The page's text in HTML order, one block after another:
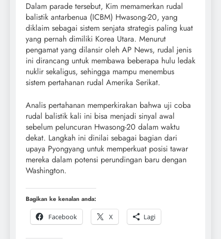
Dalam parade tersebut, Kim memamerkan rudal
balistik antarbenua (ICBM) Hwasong-20, yang
diklaim sebagai sistem senjata strategis paling kuat
yang pernah dimiliki Korea Utara. Menurut
pengamat yang dilansir oleh AP News, rudal jenis
ini dirancang untuk membawa beberapa hulu ledak
nuklir sekaligus, sehingga mampu menembus
sistem pertahanan rudal Amerika Serikat.
Analis pertahanan memperkirakan bahwa uji coba
rudal balistik kali ini bisa menjadi sinyal awal
sebelum peluncuran Hwasong-20 dalam waktu
dekat. Langkah ini dinilai sebagai bagian dari
upaya Pyongyang untuk memperkuat posisi tawar
mereka dalam potensi perundingan baru dengan
Washington.
Bagikan ke kenalan anda:
Facebook
X Lagi